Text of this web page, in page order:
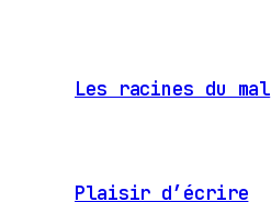
Les racines du mal
Plaisir d’écrire